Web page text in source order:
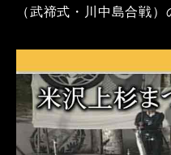
（武禘式・川中島合戦